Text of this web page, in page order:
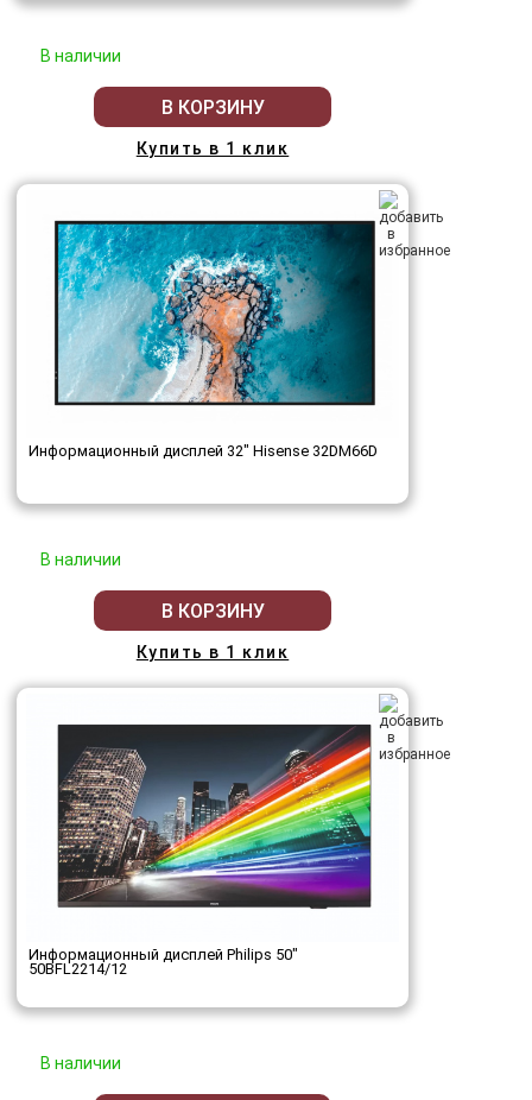
В наличии
В КОРЗИНУ
Купить в 1 клик
Информационный дисплей 32" Hisense 32DM66D
В наличии
В КОРЗИНУ
Купить в 1 клик
Информационный дисплей Philips 50"
50BFL2214/12
В наличии